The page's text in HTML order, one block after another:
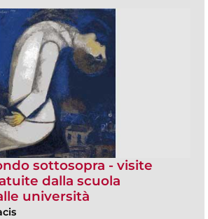
sottosopra - visite
dalla scuola
università